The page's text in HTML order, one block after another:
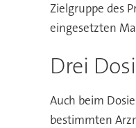
Zielgruppe des
eingesetzten
Drei
Auch beim
bestimmten